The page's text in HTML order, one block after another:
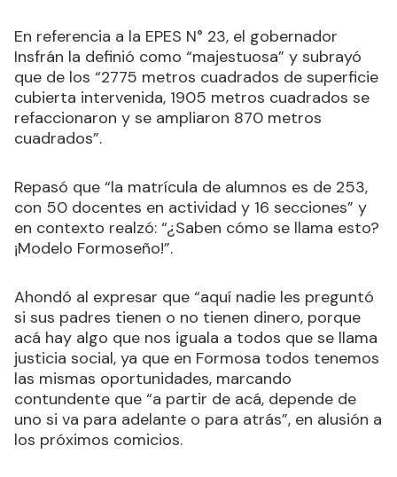
En referencia a la EPES N° 23, el gobernador
Insfrán la definió como “majestuosa” y subrayó
que de los “2775 metros cuadrados de superficie
cubierta intervenida, 1905 metros cuadrados se
refaccionaron y se ampliaron 870 metros
cuadrados”.
Repasó que “la matrícula de alumnos es de 253,
con 50 docentes en actividad y 16 secciones” y
en contexto realzó: “¿Saben cómo se llama esto?
¡Modelo Formoseño!”.
Ahondó al expresar que “aquí nadie les preguntó
si sus padres tienen o no tienen dinero, porque
acá hay algo que nos iguala a todos que se llama
justicia social, ya que en Formosa todos tenemos
las mismas oportunidades, marcando
contundente que “a partir de acá, depende de
uno si va para adelante o para atrás”, en alusión a
los próximos comicios.